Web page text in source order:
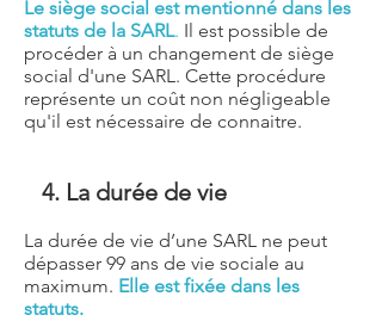
Le siège social est mentionné dans les
statuts de la SARL. Il est possible de
procéder à un changement de siège
social d'une SARL. Cette procédure
représente un coût non négligeable
qu'il est nécessaire de connaitre.
4. La durée de vie
La durée de vie d’une SARL ne peut
dépasser 99 ans de vie sociale au
maximum. Elle est fixée dans les
statuts.